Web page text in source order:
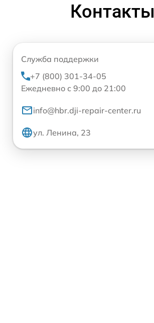
Контакты
Служба поддержки
+7 (800) 301-34-05
Ежедневно с 9:00 до 21:00
info@hbr.dji-repair-center.ru
ул. Ленина, 23